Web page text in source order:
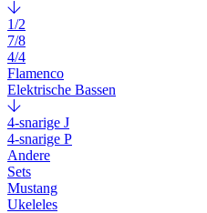
1/2
7/8
4/4
Flamenco
Elektrische Bassen
4-snarige J
4-snarige P
Andere
Sets
Mustang
Ukeleles